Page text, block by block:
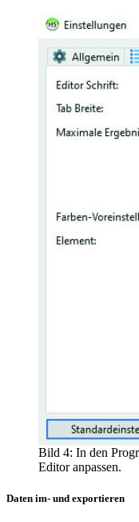
Bild 4: In den
Editor anpassen.
Daten im- und exportieren